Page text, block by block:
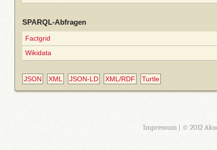
SPARQL-Abfragen
Factgrid
Wikidata
JSON XML JSON-LD XML/RDF Turtle
Impressum| © 2012